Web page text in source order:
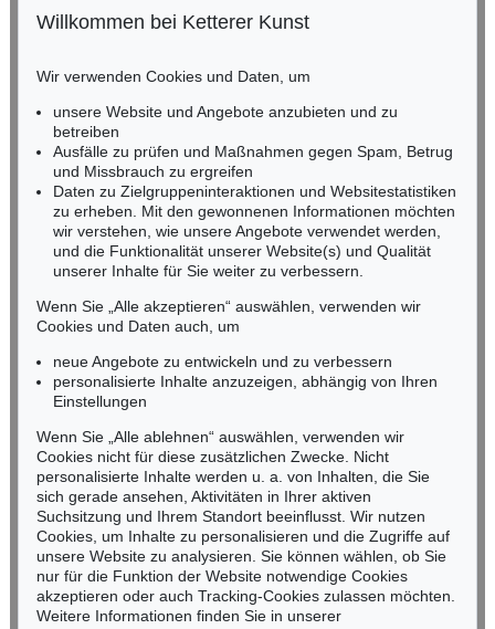
BADEN-WÜRTTEMBERG
RHEINLAND-PFALZ
Miriam Heß
Tel.: +49 (0)62 21 58 80-038
Fax: +49 (0)62 21 58 80-595
infoheidelberg@kettererkunst.de
NORDDEUTSCHLAND
Nico Kassel, M.A.
Tel.: +49 (0)89 55244-164
Mobil: +49 (0)171 8618661
n.kassel@kettererkunst.de
Keine Auktion mehr verpassen!
Wir informieren Sie rechtzeitig.
Jetzt zum Newsletter anmelden >
Willkommen bei Ketterer Kunst
Wir verwenden Cookies und Daten, um
unsere Website und Angebote anzubieten und zu
betreiben
Ausfälle zu prüfen und Maßnahmen gegen Spam, Betrug
und Missbrauch zu ergreifen
Daten zu Zielgruppeninteraktionen und Websitestatistiken
zu erheben. Mit den gewonnenen Informationen möchten
wir verstehen, wie unsere Angebote verwendet werden,
und die Funktionalität unserer Website(s) und Qualität
unserer Inhalte für Sie weiter zu verbessern.
Wenn Sie „Alle akzeptieren“ auswählen, verwenden wir
Cookies und Daten auch, um
neue Angebote zu entwickeln und zu verbessern
personalisierte Inhalte anzuzeigen, abhängig von Ihren
Einstellungen
Wenn Sie „Alle ablehnen“ auswählen, verwenden wir
Cookies nicht für diese zusätzlichen Zwecke. Nicht
personalisierte Inhalte werden u. a. von Inhalten, die Sie
sich gerade ansehen, Aktivitäten in Ihrer aktiven
Suchsitzung und Ihrem Standort beeinflusst. Wir nutzen
Cookies, um Inhalte zu personalisieren und die Zugriffe auf
unsere Website zu analysieren. Sie können wählen, ob Sie
nur für die Funktion der Website notwendige Cookies
akzeptieren oder auch Tracking-Cookies zulassen möchten.
Weitere Informationen finden Sie in unserer